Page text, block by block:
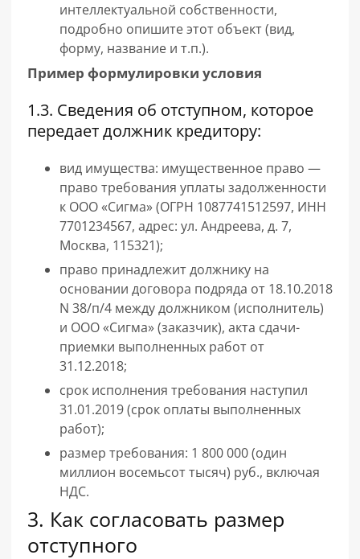
интеллектуальной собственности,
подробно опишите этот объект (вид,
форму, название и т.п.).
Пример формулировки условия
1.3. Сведения об отступном, которое
передает должник кредитору:
вид имущества: имущественное право —
право требования уплаты задолженности
к ООО «Сигма» (ОГРН 1087741512597, ИНН
7701234567, адрес: ул. Андреева, д. 7,
Москва, 115321);
право принадлежит должнику на
основании договора подряда от 18.10.2018
N 38/п/4 между должником (исполнитель)
и ООО «Сигма» (заказчик), акта сдачи-
приемки выполненных работ от
31.12.2018;
срок исполнения требования наступил
31.01.2019 (срок оплаты выполненных
работ);
размер требования: 1 800 000 (один
миллион восемьсот тысяч) руб., включая
НДС.
3. Как согласовать размер
отступного